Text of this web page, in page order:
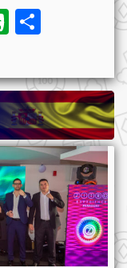
Evernote